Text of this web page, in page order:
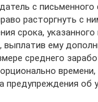
с письменного
расторгнуть с
срока,
выплатив ему
среднего
предупреждения об